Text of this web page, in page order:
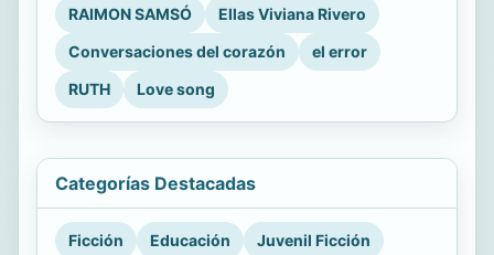
RAIMON SAMSÓ
Ellas Viviana Rivero
Conversaciones del corazón
el error
RUTH
Love song
Categorías Destacadas
Ficción Educación Juvenil Ficción